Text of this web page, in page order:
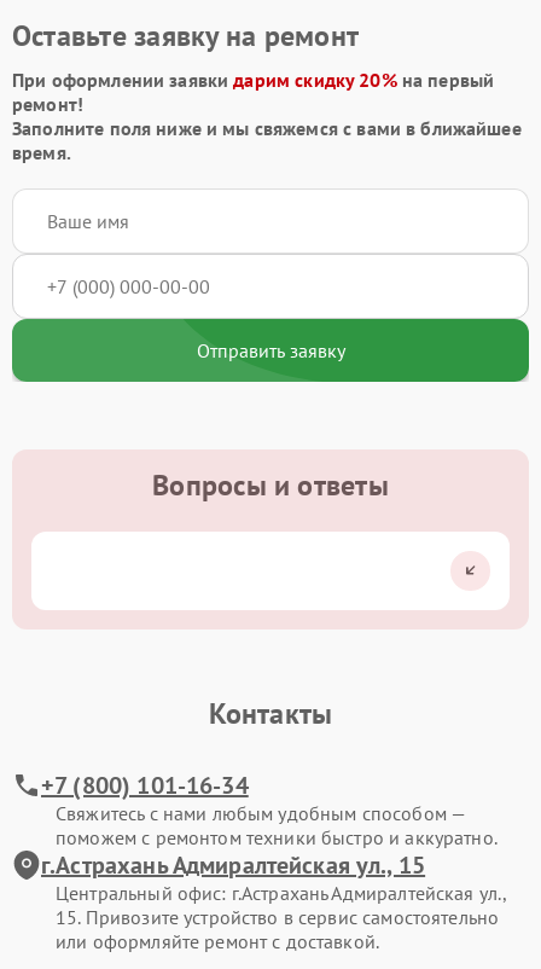
Оставьте заявку на ремонт
При оформлении заявкидарим скидку 20%на первый
ремонт!
Заполните поля ниже и мы свяжемся с вами в ближайшее
время.
Отправить заявку
Вопросы и ответы
Контакты
+7 (800) 101-16-34
Свяжитесь с нами любым удобным способом —
поможем с ремонтом техники быстро и аккуратно.
г.Астрахань Адмиралтейская ул., 15
Центральный офис: г.Астрахань Адмиралтейская ул.,
15. Привозите устройство в сервис самостоятельно
или оформляйте ремонт с доставкой.